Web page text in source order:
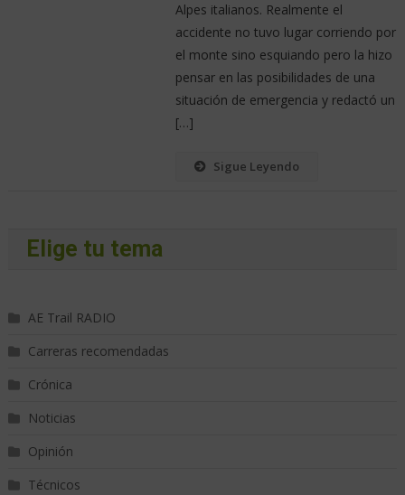
Alpes italianos. Realmente el
accidente no tuvo lugar corriendo por
el monte sino esquiando pero la hizo
pensar en las posibilidades de una
situación de emergencia y redactó un
[…]
Sigue Leyendo
Elige tu tema
AE Trail RADIO
Carreras recomendadas
Crónica
Noticias
Opinión
Técnicos